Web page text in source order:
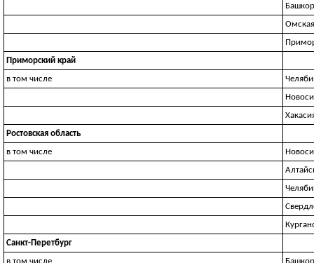
Приморский край
в том числе
Ростовская область
в том числе
Санкт-Перетбург
в том числе